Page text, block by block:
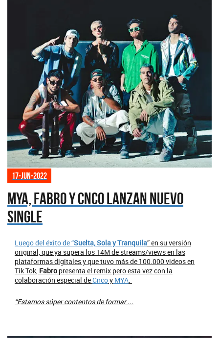
17-jun-2022
MYA, Fabro y Cnco lanzan nuevo
single
Luego del éxito de “Suelta, Sola y Tranquila” en su versión
original, que ya supera los 14M de streams/views en las
plataformas digitales y que tuvo más de 100.000 videos en
Tik Tok, Fabro presenta el remix pero esta vez con la
colaboración especial deCncoy MYA.
“Estamos súper contentos de formar ...